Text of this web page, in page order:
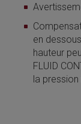
en
hauteur
FLUID
la pression